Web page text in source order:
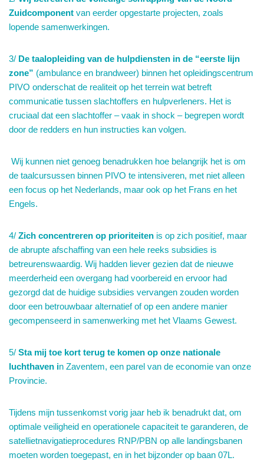
Zuidcomponent van eerder opgestarte projecten, zoals
lopende samenwerkingen.
3/ De taalopleiding van de hulpdiensten in de “eerste lijn
zone” (ambulance en brandweer) binnen het opleidingscentrum
PIVO onderschat de realiteit op het terrein wat betreft
communicatie tussen slachtoffers en hulpverleners. Het is
cruciaal dat een slachtoffer – vaak in shock – begrepen wordt
door de redders en hun instructies kan volgen.
Wij kunnen niet genoeg benadrukken hoe belangrijk het is om
de taalcursussen binnen PIVO te intensiveren, met niet alleen
een focus op het Nederlands, maar ook op het Frans en het
Engels.
4/ Zich concentreren op prioriteiten is op zich positief, maar
de abrupte afschaffing van een hele reeks subsidies is
betreurenswaardig. Wij hadden liever gezien dat de nieuwe
meerderheid een overgang had voorbereid en ervoor had
gezorgd dat de huidige subsidies vervangen zouden worden
door een betrouwbaar alternatief of op een andere manier
gecompenseerd in samenwerking met het Vlaams Gewest.
5/ Sta mij toe kort terug te komen op onze nationale
luchthaven in Zaventem, een parel van de economie van onze
Provincie.
Tijdens mijn tussenkomst vorig jaar heb ik benadrukt dat, om
optimale veiligheid en operationele capaciteit te garanderen, de
satellietnavigatieprocedures RNP/PBN op alle landingsbanen
moeten worden toegepast, en in het bijzonder op baan 07L.